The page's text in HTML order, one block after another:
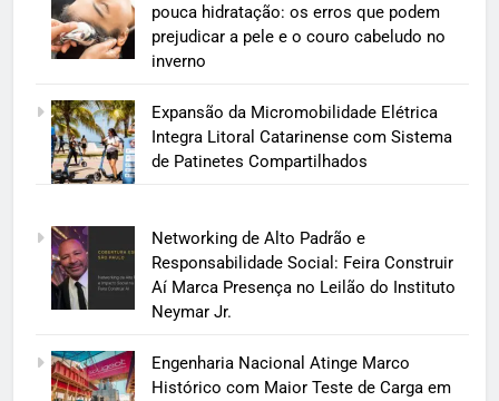
pouca hidratação: os erros que podem
prejudicar a pele e o couro cabeludo no
inverno
Expansão da Micromobilidade Elétrica
Integra Litoral Catarinense com Sistema
de Patinetes Compartilhados
Networking de Alto Padrão e
Responsabilidade Social: Feira Construir
Aí Marca Presença no Leilão do Instituto
Neymar Jr.
Engenharia Nacional Atinge Marco
Histórico com Maior Teste de Carga em